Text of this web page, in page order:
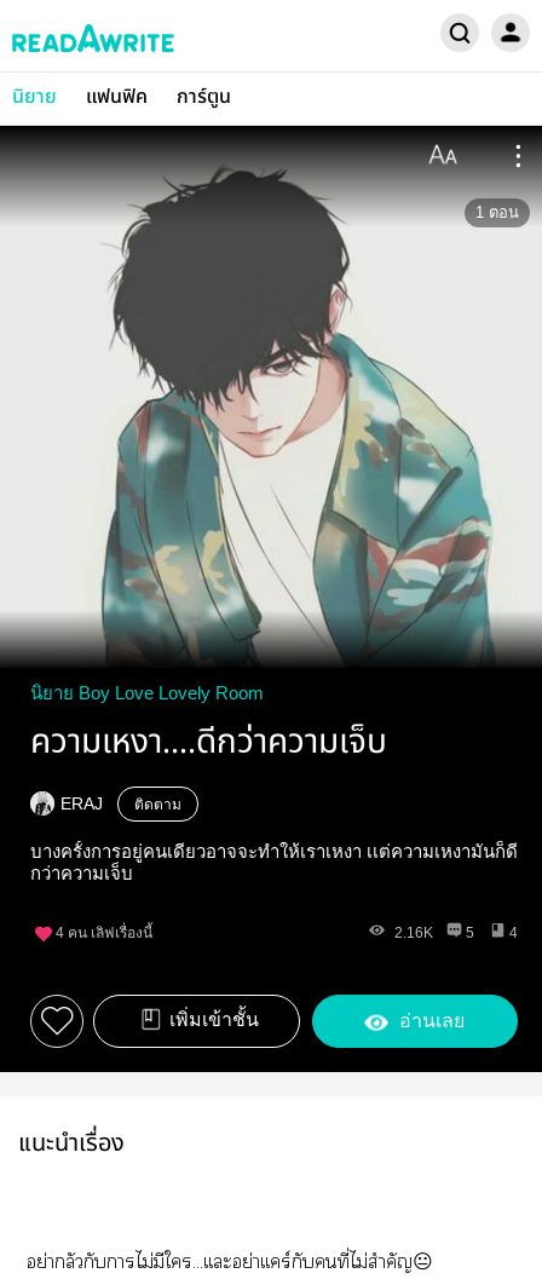
นิยาย แฟนฟิค การ์ตูน
1 ตอน
นิยาย Boy Love Lovely Room
ความเหงา....ดีกว่าความเจ็บ
ERAJ ติดตาม
บางครั้งการอยู่คนเดียวอาจจะทำให้เราเหงา เเต่ความเหงามันก็ดี
กว่าความเจ็บ
4 คน เลิฟเรื่องนี้ 2.16K 5 4
เพิ่มเข้าชั้น อ่านเลย
แนะนำเรื่อง
อย่ากลัวกับาไม่มีใ...เเะอย่าเเคร์กับคนที่ไม่สำคัญ😐